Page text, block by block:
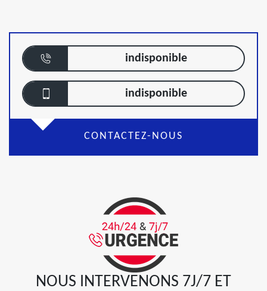
indisponible
indisponible
CONTACTEZ-NOUS
NOUS INTERVENONS 7J/7 ET